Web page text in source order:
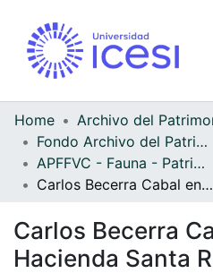
Home
Fondo Archivo del Patrimonio Fotográfico y Fílmico del Valle del Cauca
APFFVC - Fauna - Patrimonial
Carlos Becerra Cabal en la Hacienda Santa Rosa
Carlos Becerra
Hacienda Santa